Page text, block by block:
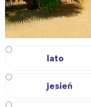
lato
jesień